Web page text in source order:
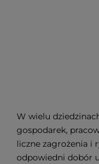
W wielu
gospodarek,
liczne zagrożenia i
odpowiedni dobór